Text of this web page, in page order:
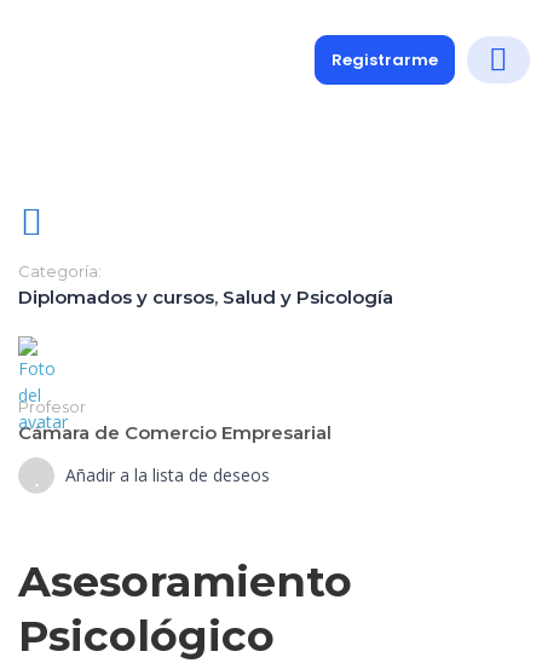
Registrarme
Categoría:
Diplomados y cursos, Salud y Psicología
Profesor
Cámara de Comercio Empresarial
Añadir a la lista de deseos
Asesoramiento
Psicológico